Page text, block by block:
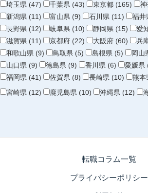
埼玉県 (47)
千葉県 (43) 東京都 (165)
新潟県 (11)
富山県 (9) 石川県 (11) 福井
長野県 (12)
岐阜県 (10) 静岡県 (15) 愛
滋賀県 (11)
京都府 (22) 大阪府 (60) 兵
和歌山県 (9)
鳥取県 (5) 島根県 (5) 岡山
山口県 (9)
徳島県 (9) 香川県 (6) 愛媛県
福岡県 (41)
佐賀県 (8) 長崎県 (10) 熊本
宮崎県 (12)
鹿児島県 (10) 沖縄県 (12)
転職コラム一覧
プライバシーポリシー